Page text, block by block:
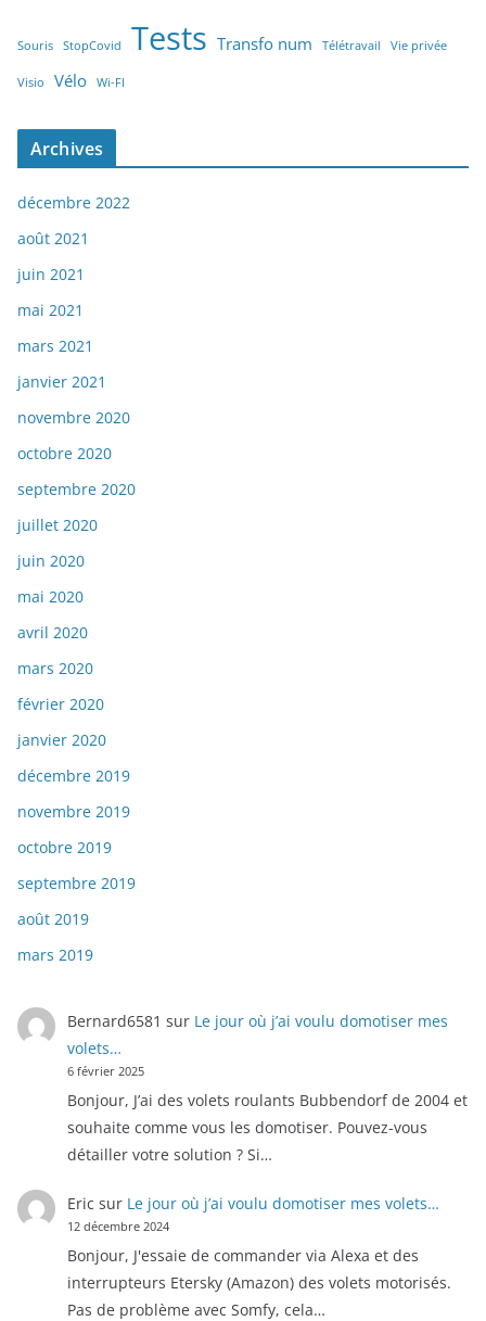
Souris StopCovid Tests Transfo num Télétravail Vie privée
Visio Vélo Wi-FI
Archives
décembre 2022
août 2021
juin 2021
mai 2021
mars 2021
janvier 2021
novembre 2020
octobre 2020
septembre 2020
juillet 2020
juin 2020
mai 2020
avril 2020
mars 2020
février 2020
janvier 2020
décembre 2019
novembre 2019
octobre 2019
septembre 2019
août 2019
mars 2019
Bernard6581 sur Le jour où j’ai voulu domotiser mes
volets…
6 février 2025
Bonjour, J’ai des volets roulants Bubbendorf de 2004 et
souhaite comme vous les domotiser. Pouvez-vous
détailler votre solution ? Si…
Eric sur Le jour où j’ai voulu domotiser mes volets…
12 décembre 2024
Bonjour, J'essaie de commander via Alexa et des
interrupteurs Etersky (Amazon) des volets motorisés.
Pas de problème avec Somfy, cela…